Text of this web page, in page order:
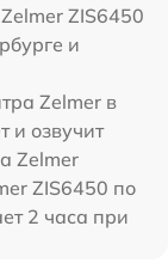
ZIS6450
и
Zelmer в
и озвучит
Zelmer
ZIS6450 по
2 часа при